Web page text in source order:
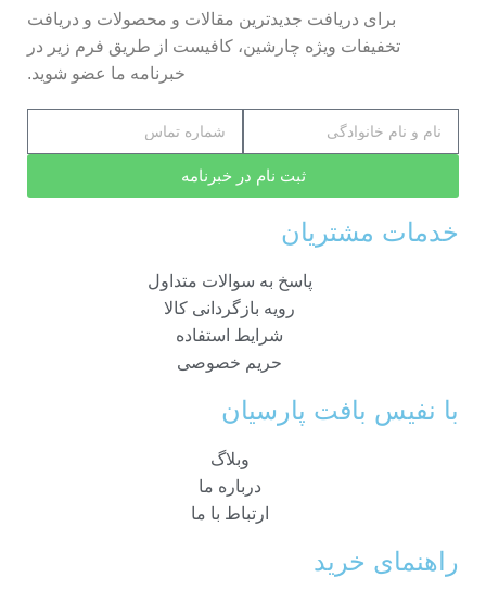
برای دریافت جدیدترین مقالات و محصولات و دریافت
تخفیفات ویژه چارشین، کافیست از طریق فرم زیر در
خبرنامه ما عضو شوید.
ثبت نام در خبرنامه
خدمات مشتریان
پاسخ به سوالات متداول
رویه بازگردانی کالا
شرایط استفاده
حریم خصوصی
با نفیس بافت پارسیان
وبلاگ
درباره ما
ارتباط با ما
راهنمای خرید